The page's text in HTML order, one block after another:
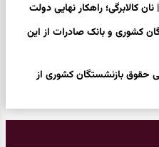
کالابرگی؛ راهکار نهایی دولت
کشوری و بانک صادرات از این
تومانی حقوق بازنشستگان کشوری از